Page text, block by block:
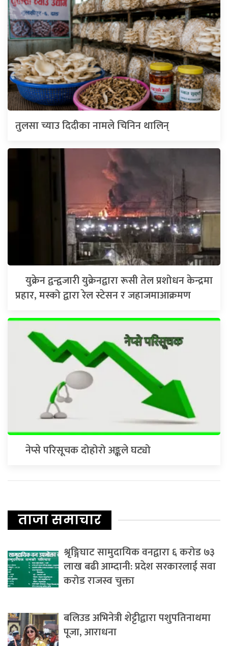
तुलसा च्याउ दिदीका नामले चिनिन थालिन्
युक्रेन द्वन्द्वजारी युक्रेनद्वारा रूसी तेल प्रशोधन केन्द्रमा
प्रहार, मस्को द्वारा रेल स्टेसन र जहाजमाआक्रमण
नेप्से परिसूचक दोहोरो अङ्कले घट्यो
ताजा समाचार
श्रृङ्गिघाट सामुदायिक वनद्वारा ६ करोड ७३
लाख बढी आम्दानी: प्रदेश सरकारलाई सवा
करोड राजस्व चुक्ता
बलिउड अभिनेत्री शेट्टीद्वारा पशुपतिनाथमा
पूजा, आराधना